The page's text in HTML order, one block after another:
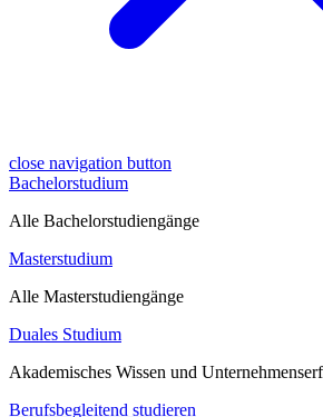
close navigation button
Bachelorstudium
Alle Bachelorstudiengänge
Masterstudium
Alle Masterstudiengänge
Duales Studium
Akademisches Wissen und
Berufsbegleitend studieren